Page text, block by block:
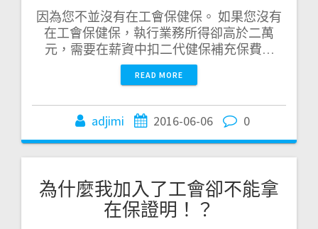
因為您不並沒有在工會保健保。 如果您沒有
在工會保健保，執行業務所得卻高於二萬
元，需要在薪資中扣二代健保補充保費…
READ MORE
adjimi 2016-06-06 0
為什麼我加入了工會卻不能拿
在保證明！？